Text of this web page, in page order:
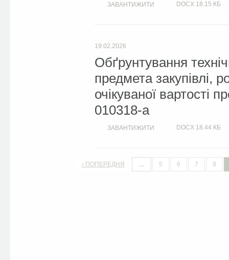
ЗАВАНТИЖИТИ DOCX 18.15 КБ
19.02.2026
Обґрунтування
предмета закупівлі,
очікуваної вартості
010318-a
ЗАВАНТИЖИТИ DOCX 18.44 КБ
‹ ПОПЕРЕДНЯ … 5 6 7 8